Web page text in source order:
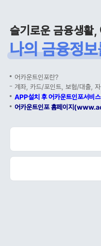
슬기로운 금융생활,
나의 금융정
어카운트인포란?
계좌, 카드/포인트, 보험/대출,
APP설치 후 어카운트인포서비
어카운트인포 홈페이지